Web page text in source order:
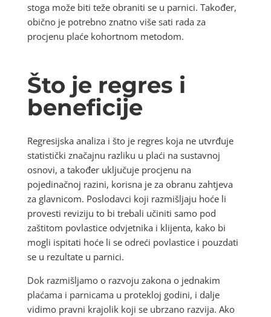
stoga može biti teže obraniti se u parnici. Također,
obično je potrebno znatno više sati rada za
procjenu plaće kohortnom metodom.
Što je regres i
beneficije
Regresijska analiza i što je regres koja ne utvrđuje
statistički značajnu razliku u plaći na sustavnoj
osnovi, a također uključuje procjenu na
pojedinačnoj razini, korisna je za obranu zahtjeva
za glavnicom. Poslodavci koji razmišljaju hoće li
provesti reviziju to bi trebali učiniti samo pod
zaštitom povlastice odvjetnika i klijenta, kako bi
mogli ispitati hoće li se odreći povlastice i pouzdati
se u rezultate u parnici.
Dok razmišljamo o razvoju zakona o jednakim
plaćama i parnicama u protekloj godini, i dalje
vidimo pravni krajolik koji se ubrzano razvija. Ako